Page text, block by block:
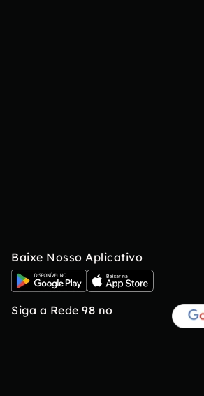
Baixe Nosso Aplicativo
Siga a Rede 98 no